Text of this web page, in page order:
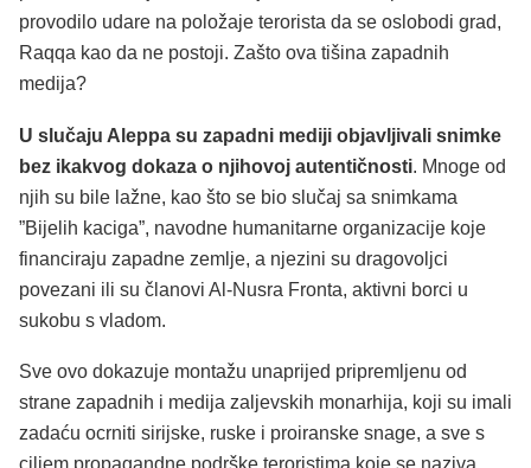
provodilo udare na položaje terorista da se oslobodi grad,
Raqqa kao da ne postoji. Zašto ova tišina zapadnih
medija?
U slučaju Aleppa su zapadni mediji objavljivali snimke
bez ikakvog dokaza o njihovoj autentičnosti. Mnoge od
njih su bile lažne, kao što se bio slučaj sa snimkama
”Bijelih kaciga”, navodne humanitarne organizacije koje
financiraju zapadne zemlje, a njezini su dragovoljci
povezani ili su članovi Al-Nusra Fronta, aktivni borci u
sukobu s vladom.
Sve ovo dokazuje montažu unaprijed pripremljenu od
strane zapadnih i medija zaljevskih monarhija, koji su imali
zadaću ocrniti sirijske, ruske i proiranske snage, a sve s